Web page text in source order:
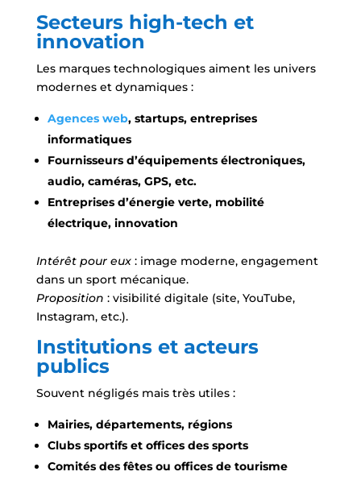
Secteurs high-tech et
innovation
Les marques technologiques aiment les univers
modernes et dynamiques :
Agences web, startups, entreprises
informatiques
Fournisseurs d’équipements électroniques,
audio, caméras, GPS, etc.
Entreprises d’énergie verte, mobilité
électrique, innovation
Intérêt pour eux: image moderne, engagement
dans un sport mécanique.
Proposition : visibilité digitale (site, YouTube,
Instagram, etc.).
Institutions et acteurs
publics
Souvent négligés mais très utiles :
Mairies, départements, régions
Clubs sportifs et offices des sports
Comités des fêtes ou offices de tourisme